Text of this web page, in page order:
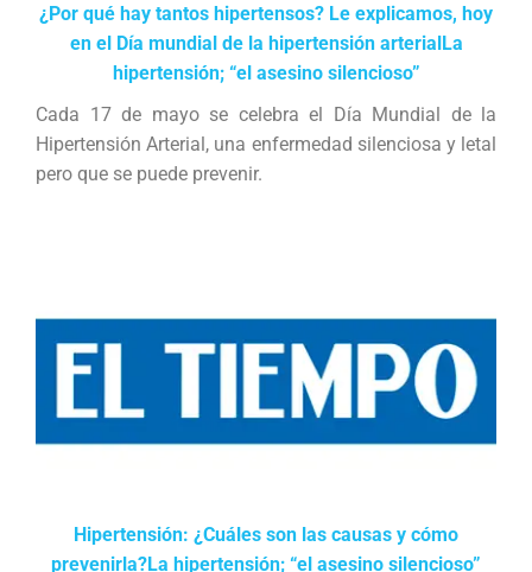
¿Por qué hay tantos hipertensos? Le explicamos, hoy
en el Día mundial de la hipertensión arterialLa
hipertensión; “el asesino silencioso”
Cada 17 de mayo se celebra el Día Mundial de la
Hipertensión Arterial, una enfermedad silenciosa y letal
pero que se puede prevenir.
Hipertensión: ¿Cuáles son las causas y cómo
prevenirla?La hipertensión; “el asesino silencioso”